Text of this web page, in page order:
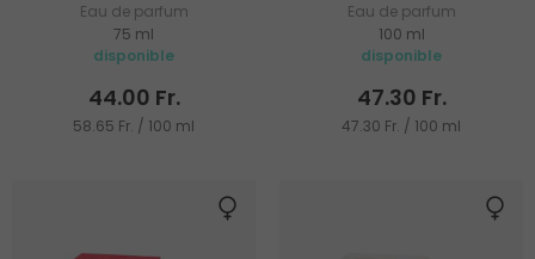
Eau de parfum
75 ml
disponible
44.00 Fr.
58.65 Fr. / 100 ml
Eau de parfum
100 ml
disponible
47.30 Fr.
47.30 Fr. / 100 ml